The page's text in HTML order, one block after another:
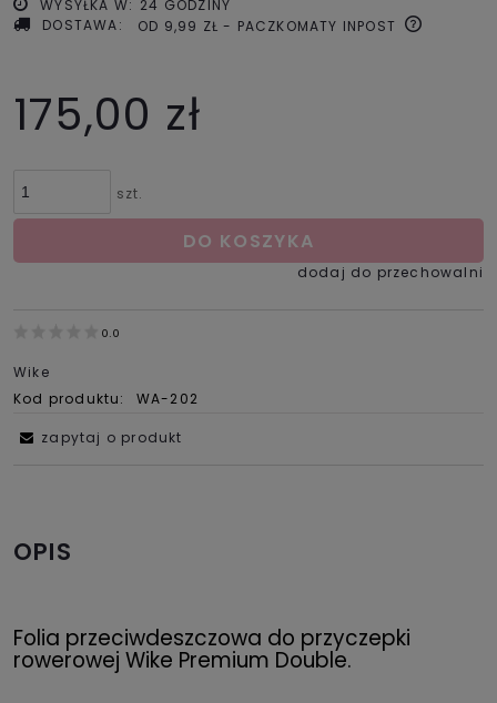
WYSYŁKA W: 24 GODZINY
DOSTAWA:
OD 9,99 ZŁ - PACZKOMATY INPOST
175,00 zł
szt.
DO KOSZYKA
dodaj do przechowalni
0.0
Wike
Kod produktu:
WA-202
zapytaj o produkt
OPIS
Folia przeciwdeszczowa do przyczepki
rowerowej Wike Premium Double.